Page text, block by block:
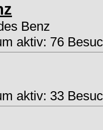
Benz
aktiv: 76
aktiv: 33